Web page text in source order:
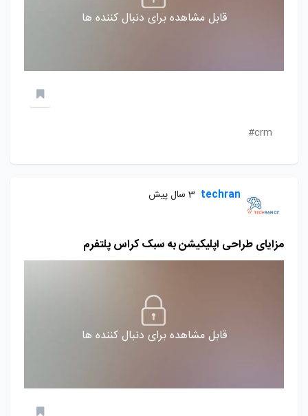
قابل مشاهده برای دنبال کننده ها
crm#
techran 3 سال پیش
مزایای طراحی اپلیکیشن به سبک کراس پلتفرم
قابل مشاهده برای دنبال کننده ها